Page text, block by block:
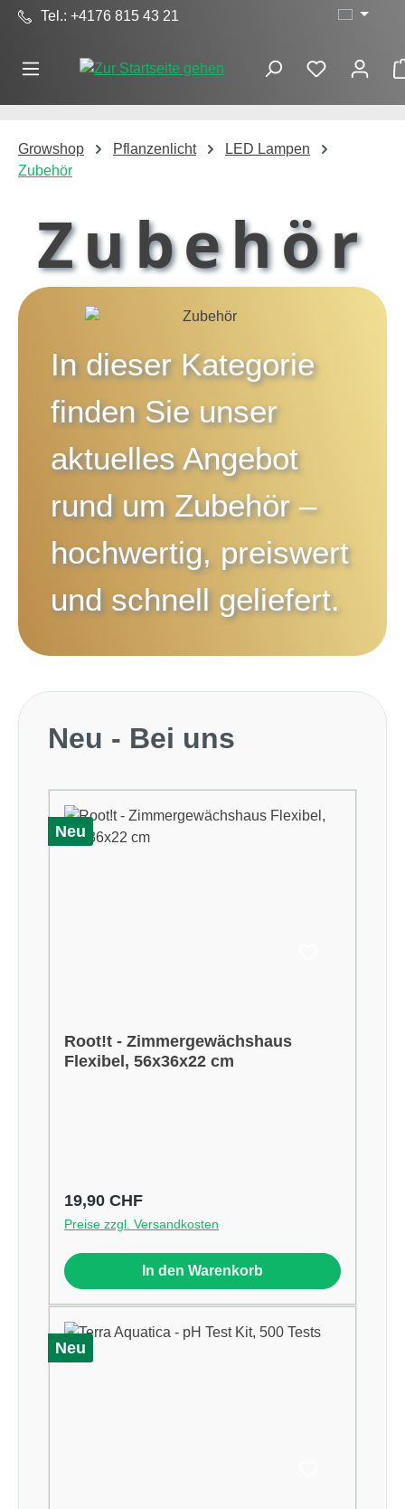
Zum Hauptinhalt springen
Tel.: +4176 815 43 21
Growshop Pflanzenlicht
LED Lampen
Zubehör
Zubehör
In dieser Kategorie
finden Sie unser
aktuelles Angebot
rund um Zubehör–
hochwertig, preiswert
und schnell geliefert.
Produktgalerie überspringen
Neu - Bei uns
Neu
Root!t - Zimmergewächshaus
Flexibel, 56x36x22 cm
Regulärer Preis:
19,90 CHF
Preise zzgl. Versandkosten
In den Warenkorb
Neu